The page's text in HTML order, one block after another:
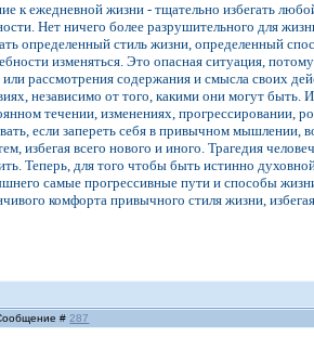
к ежедневной жизни - тщательно избегать
Нет ничего более разрушительного для
определенный стиль жизни, определенный
изменяться. Это опасная ситуация,
или рассмотрения содержания и смысла своих
независимо от того, какими они могут
течении, изменениях,
если запереть себя в привычном мышлении,
избегая всего нового и иного. Трагедия
Теперь, для того чтобы быть истинно
самые прогрессивные пути и способы
комфорта привычного стиля жизни,
# 287